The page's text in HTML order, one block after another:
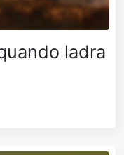
ladra